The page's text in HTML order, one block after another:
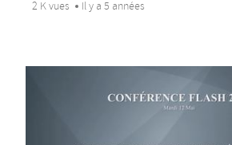
2 K vues
Il y a 5 années